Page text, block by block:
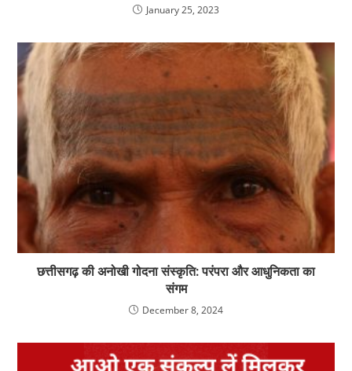
January 25, 2023
छत्तीसगढ़ की अनोखी गोदना संस्कृति: परंपरा और आधुनिकता का
संगम
December 8, 2024